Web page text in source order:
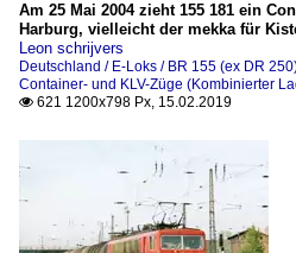
Am 25 Mai 2004 zieht 155 181 ein
Harburg, vielleicht der mekka für
Leon schrijvers
Deutschland / E-Loks / BR 155 (ex DR
Container- und KLV-Züge (Kombinierter
 621 1200x798 Px, 15.02.2019